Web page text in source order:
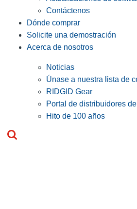
Contáctenos
Dónde comprar
Solicite una demostración
Acerca de nosotros
Noticias
Únase a nuestra lista de
RIDGID Gear
Portal de distribuidores
Hito de 100 años